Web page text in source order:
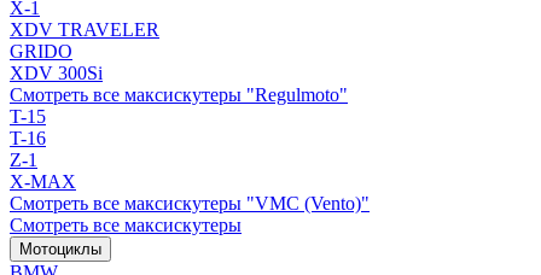
X-1
XDV TRAVELER
GRIDO
XDV 300Si
Смотреть все максискутеры "Regulmoto"
T-15
T-16
Z-1
X-MAX
Смотреть все максискутеры "VMC (Vento)"
Смотреть все максискутеры
Мотоциклы